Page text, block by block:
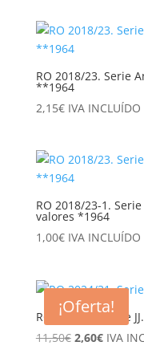
RO 2018/23. Serie
**1964
2,15€ IVA INCLUÍDO
RO 2018/23-1.
valores *1964
1,00€ IVA INCLUÍDO
¡Oferta!
RO 2024/31. Serie
11,50€ El
2,60€ElIVA